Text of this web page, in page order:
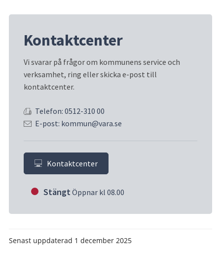
Kontaktcenter
Vi svarar på frågor om kommunens service och
verksamhet, ring eller skicka e-post till
kontaktcenter.
Telefon: 0512-310 00
E-post: kommun@vara.se
Kontaktcenter
Stängt Öppnar kl 08.00
Senast uppdaterad 1 december 2025